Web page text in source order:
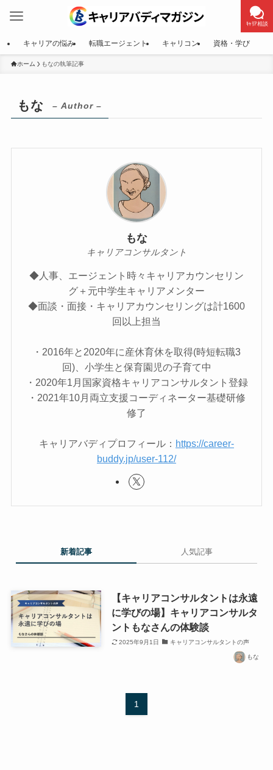
ｷｬﾘｱ相談
キャリアの悩み 転職エージェント キャリコン 資格・学び
ホーム もなの執筆記事
もな – Author –
もな
キャリアコンサルタント
◆人事、エージェント時々キャリアカウンセリン
グ＋元中学生キャリアメンター
◆面談・面接・キャリアカウンセリングは計1600
回以上担当
・2016年と2020年に産休育休を取得(時短転職3
回)、小学生と保育園児の子育て中
・2020年1月国家資格キャリアコンサルタント登録
・2021年10月両立支援コーディネーター基礎研修
修了
キャリアバディプロフィール： https://career-
buddy.jp/user-112/
新着記事 人気記事
【キャリアコンサルタントは永遠
に学びの場】キャリアコンサルタ
ントもなさんの体験談
2025年9月1日 キャリアコンサルタントの声
もな
1